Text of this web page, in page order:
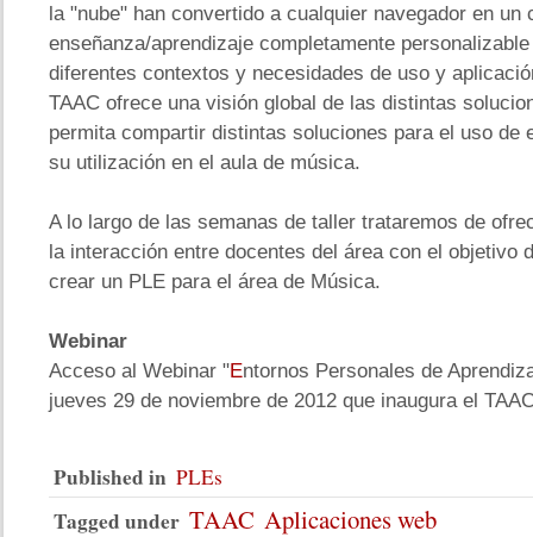
la "nube" han convertido a cualquier navegador en un
enseñanza/aprendizaje completamente
diferentes contextos y necesidades de uso y
TAAC ofrece una visión global de las distintas
permita compartir distintas soluciones para el uso de
su utilización en el aula de música.
A lo largo de las semanas de taller trataremos de
la interacción entre docentes del área con el objetivo
crear un PLE para el área de Música.
Webinar
Acceso al Webinar "Entornos Personales de
jueves 29 de noviembre de 2012 que inaugura el
Published in PLEs
Tagged under TAAC Aplicaciones web